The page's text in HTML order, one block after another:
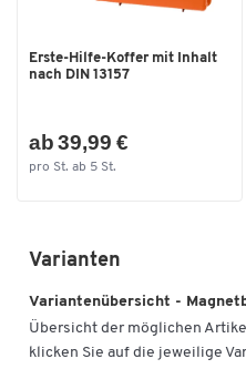
Erste-Hilfe-Koffer mit Inhalt
nach DIN 13157
ab 39,99 €
pro St. ab 5 St.
Varianten
Variantenübersicht -
Übersicht der möglichen
klicken Sie auf die jeweilige